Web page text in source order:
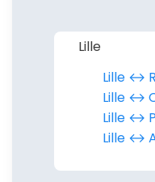
Lille
Lille ↔︎
Lille ↔︎
Lille ↔︎
Lille ↔︎